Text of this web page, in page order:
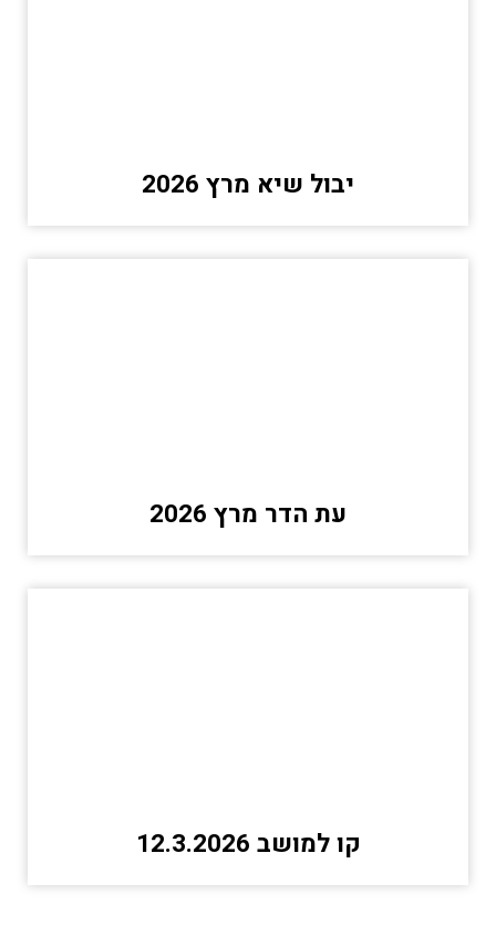
יבול שיא מרץ 2026
עת הדר מרץ 2026
קו למושב 12.3.2026